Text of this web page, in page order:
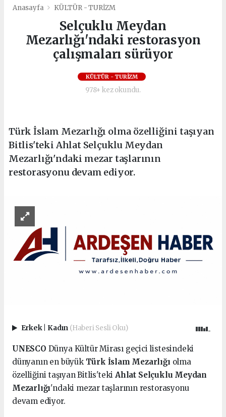
Anasayfa KÜLTÜR - TURİZM
Selçuklu Meydan
Mezarlığı'ndaki restorasyon
çalışmaları sürüyor
KÜLTÜR - TURİZM
978+ kez okundu.
Türk İslam Mezarlığı olma özelliğini taşıyan
Bitlis'teki Ahlat Selçuklu Meydan
Mezarlığı'ndaki mezar taşlarının
restorasyonu devam ediyor.
Erkek Kadın (Haberi Sesli Oku)
UNESCO Dünya Kültür Mirası geçici listesindeki
dünyanın en büyük Türk İslam Mezarlığı olma
özelliğini taşıyan Bitlis'tekiAhlat Selçuklu Meydan
Mezarlığı'ndaki mezar taşlarının restorasyonu
devam ediyor.